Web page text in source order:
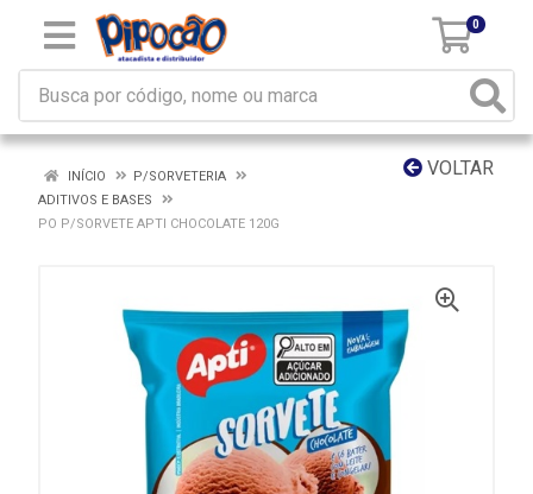
0
VOLTAR
INÍCIO
P/SORVETERIA
ADITIVOS E BASES
PO P/SORVETE APTI CHOCOLATE 120G